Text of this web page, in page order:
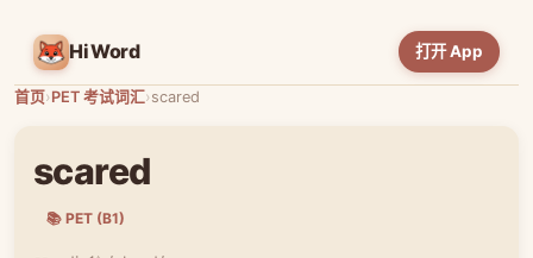
HiWord 打开 App
首页›PET 考试词汇›scared
scared
📚 PET (B1)